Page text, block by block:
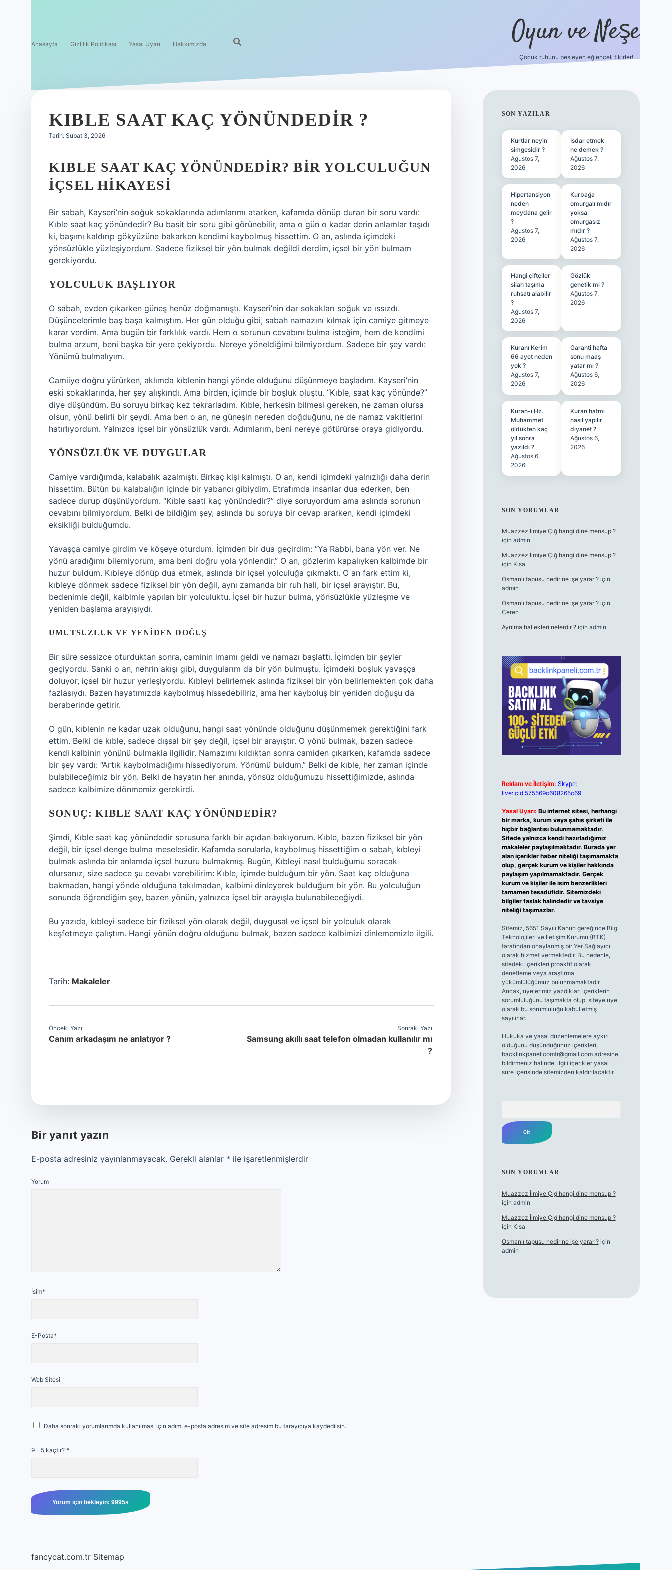
Anasayfa Gizlilik Politikası Yasal Uyarı Hakkımızda Oyun ve Neşe
Çocuk ruhunu besleyen eğlenceli fikirler!
KIBLE SAAT KAÇ YÖNÜNDEDIR ?
Tarih: Şubat 3, 2026
KIBLE SAAT KAÇ YÖNÜNDEDIR? BIR YOLCULUĞUN
İÇSEL HIKAYESI
Bir sabah, Kayseri’nin soğuk sokaklarında adımlarımı atarken, kafamda dönüp duran bir soru vardı:
Kıble saat kaç yönündedir? Bu basit bir soru gibi görünebilir, ama o gün o kadar derin anlamlar taşıdı
ki, başımı kaldırıp gökyüzüne bakarken kendimi kaybolmuş hissettim. O an, aslında içimdeki
yönsüzlükle yüzleşiyordum. Sadece fiziksel bir yön bulmak değildi derdim, içsel bir yön bulmam
gerekiyordu.
YOLCULUK BAŞLIYOR
O sabah, evden çıkarken güneş henüz doğmamıştı. Kayseri’nin dar sokakları soğuk ve ıssızdı.
Düşüncelerimle baş başa kalmıştım. Her gün olduğu gibi, sabah namazını kılmak için camiye gitmeye
karar verdim. Ama bugün bir farklılık vardı. Hem o sorunun cevabını bulma isteğim, hem de kendimi
bulma arzum, beni başka bir yere çekiyordu. Nereye yöneldiğimi bilmiyordum. Sadece bir şey vardı:
Yönümü bulmalıyım.
Camiiye doğru yürürken, aklımda kıblenin hangi yönde olduğunu düşünmeye başladım. Kayseri’nin
eski sokaklarında, her şey alışkındı. Ama birden, içimde bir boşluk oluştu. “Kıble, saat kaç yönünde?”
diye düşündüm. Bu soruyu birkaç kez tekrarladım. Kıble, herkesin bilmesi gereken, ne zaman olursa
olsun, yönü belirli bir şeydi. Ama ben o an, ne güneşin nereden doğduğunu, ne de namaz vakitlerini
hatırlıyordum. Yalnızca içsel bir yönsüzlük vardı. Adımlarım, beni nereye götürürse oraya gidiyordu.
YÖNSÜZLÜK VE DUYGULAR
Camiye vardığımda, kalabalık azalmıştı. Birkaç kişi kalmıştı. O an, kendi içimdeki yalnızlığı daha derin
hissettim. Bütün bu kalabalığın içinde bir yabancı gibiydim. Etrafımda insanlar dua ederken, ben
sadece durup düşünüyordum. “Kıble saati kaç yönündedir?” diye soruyordum ama aslında sorunun
cevabını bilmiyordum. Belki de bildiğim şey, aslında bu soruya bir cevap ararken, kendi içimdeki
eksikliği bulduğumdu.
Yavaşça camiye girdim ve köşeye oturdum. İçimden bir dua geçirdim: “Ya Rabbi, bana yön ver. Ne
yönü aradığımı bilemiyorum, ama beni doğru yola yönlendir.” O an, gözlerim kapalıyken kalbimde bir
huzur buldum. Kıbleye dönüp dua etmek, aslında bir içsel yolculuğa çıkmaktı. O an fark ettim ki,
kıbleye dönmek sadece fiziksel bir yön değil, aynı zamanda bir ruh hali, bir içsel arayıştır. Bu,
bedenimle değil, kalbimle yapılan bir yolculuktu. İçsel bir huzur bulma, yönsüzlükle yüzleşme ve
yeniden başlama arayışıydı.
UMUTSUZLUK VE YENIDEN DOĞUŞ
Bir süre sessizce oturduktan sonra, caminin imamı geldi ve namazı başlattı. İçimden bir şeyler
geçiyordu. Sanki o an, nehrin akışı gibi, duygularım da bir yön bulmuştu. İçimdeki boşluk yavaşça
doluyor, içsel bir huzur yerleşiyordu. Kıbleyi belirlemek aslında fiziksel bir yön belirlemekten çok daha
fazlasıydı. Bazen hayatımızda kaybolmuş hissedebiliriz, ama her kayboluş bir yeniden doğuşu da
beraberinde getirir.
O gün, kıblenin ne kadar uzak olduğunu, hangi saat yönünde olduğunu düşünmemek gerektiğini fark
ettim. Belki de kıble, sadece dışsal bir şey değil, içsel bir arayıştır. O yönü bulmak, bazen sadece
kendi kalbinin yönünü bulmakla ilgilidir. Namazımı kıldıktan sonra camiden çıkarken, kafamda sadece
bir şey vardı: “Artık kaybolmadığımı hissediyorum. Yönümü buldum.” Belki de kıble, her zaman içinde
bulabileceğimiz bir yön. Belki de hayatın her anında, yönsüz olduğumuzu hissettiğimizde, aslında
sadece kalbimize dönmemiz gerekirdi.
SONUÇ: KIBLE SAAT KAÇ YÖNÜNDEDIR?
Şimdi, Kıble saat kaç yönündedir sorusuna farklı bir açıdan bakıyorum. Kıble, bazen fiziksel bir yön
değil, bir içsel denge bulma meselesidir. Kafamda sorularla, kaybolmuş hissettiğim o sabah, kıbleyi
bulmak aslında bir anlamda içsel huzuru bulmakmış. Bugün, Kıbleyi nasıl bulduğumu soracak
olursanız, size sadece şu cevabı verebilirim: Kıble, içimde bulduğum bir yön. Saat kaç olduğuna
bakmadan, hangi yönde olduğuna takılmadan, kalbimi dinleyerek bulduğum bir yön. Bu yolculuğun
sonunda öğrendiğim şey, bazen yönün, yalnızca içsel bir arayışla bulunabileceğiydi.
Bu yazıda, kıbleyi sadece bir fiziksel yön olarak değil, duygusal ve içsel bir yolculuk olarak
keşfetmeye çalıştım. Hangi yönün doğru olduğunu bulmak, bazen sadece kalbimizi dinlememizle ilgili.
Tarih: Makaleler
Önceki Yazı
Canım arkadaşım ne anlatıyor ?
Sonraki Yazı
Samsung akıllı saat telefon olmadan kullanılır mı
?
Bir yanıt yazın
E-posta adresiniz yayınlanmayacak. Gerekli alanlar * ile işaretlenmişlerdir
Yorum
İsim*
E-Posta*
Web Sitesi
Daha sonraki yorumlarımda kullanılması için adım, e-posta adresim ve site adresim bu tarayıcıya kaydedilsin.
9 - 5 kaçtır? *
fancycat.com.tr Sitemap
SIDEBAR
SON YAZILAR
Kurtlar neyin
simgesidir ?
Ağustos 7,
2026
Isdar etmek
ne demek ?
Ağustos 7,
2026
Hipertansiyon
neden
meydana gelir
?
Ağustos 7,
2026
Kurbağa
omurgalı mıdır
yoksa
omurgasız
mıdır ?
Ağustos 7,
2026
Hangi çiftçiler
silah taşıma
ruhsatı alabilir
?
Ağustos 7,
2026
Gözlük
genetik mi ?
Ağustos 7,
2026
Kuranı Kerim
66 ayet neden
yok ?
Ağustos 7,
2026
Garanti hafta
sonu maaş
yatar mı ?
Ağustos 6,
2026
Kuran-ı Hz.
Muhammet
öldükten kaç
yıl sonra
yazıldı ?
Ağustos 6,
2026
Kuran hatmi
nasıl yapılır
diyanet ?
Ağustos 6,
2026
SON YORUMLAR
Muazzez İlmiye Çığ hangi dine mensup ?
için admin
Muazzez İlmiye Çığ hangi dine mensup ?
için Kısa
Osmanlı tapusu nedir ne işe yarar ?için
admin
Osmanlı tapusu nedir ne işe yarar ?için
Ceren
Ayrılma hal ekleri nelerdir ?için admin
Reklam ve İletişim: Skype:
live:.cid.575569c608265c69
Yasal Uyarı: Bu internet sitesi, herhangi
bir marka, kurum veya şahıs şirketi ile
hiçbir bağlantısı bulunmamaktadır.
Sitede yalnızca kendi hazırladığımız
makaleler paylaşılmaktadır. Burada yer
alan içerikler haber niteliği taşımamakta
olup, gerçek kurum ve kişiler hakkında
paylaşım yapılmamaktadır. Gerçek
kurum ve kişiler ile isim benzerlikleri
tamamen tesadüfidir. Sitemizdeki
bilgiler taslak halindedir ve tavsiye
niteliği taşımazlar.
Sitemiz, 5651 Sayılı Kanun gereğince Bilgi
Teknolojileri ve İletişim Kurumu (BTK)
tarafından onaylanmış bir Yer Sağlayıcı
olarak hizmet vermektedir. Bu nedenle,
sitedeki içerikleri proaktif olarak
denetleme veya araştırma
yükümlülüğümüz bulunmamaktadır.
Ancak, üyelerimiz yazdıkları içeriklerin
sorumluluğunu taşımakta olup, siteye üye
olarak bu sorumluluğu kabul etmiş
sayılırlar.
Hukuka ve yasal düzenlemelere aykırı
olduğunu düşündüğünüz içerikleri,
backlinkpanelicomtr@gmail.comadresine
bildirmeniz halinde, ilgili içerikler yasal
süre içerisinde sitemizden kaldırılacaktır.
SON YORUMLAR
Muazzez İlmiye Çığ hangi dine mensup ?
için admin
Muazzez İlmiye Çığ hangi dine mensup ?
için Kısa
Osmanlı tapusu nedir ne işe yarar ?için
admin
betci ilbet yeni giriş